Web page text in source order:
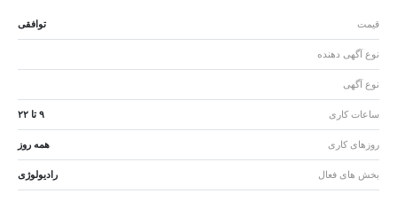
قیمت توافقی
نوع آگهی دهنده
نوع آگهی
ساعات کاری ۹ تا ۲۲
روزهای کاری همه روز
بخش های فعال رادیولوژی